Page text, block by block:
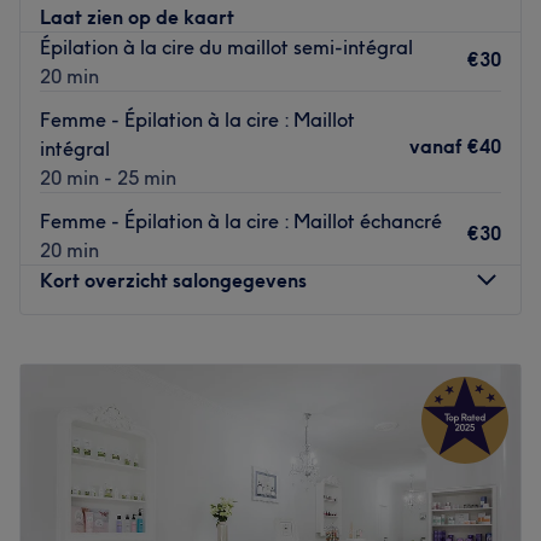
NB: ce salon est réservé aux femmes.
Laat zien op de kaart
Épilation à la cire du maillot semi-intégral
20 min
€30
Femme - Épilation à la cire : Maillot
intégral
20 min - 25 min
vanaf €40
Femme - Épilation à la cire : Maillot échancré
20 min
€30
Kort overzicht salongegevens
18:00
Woensdag
Gesloten
–18:00
Vrijdag
18:00
Zaterdag
09:30 – 17:00
Zondag
Gesloten